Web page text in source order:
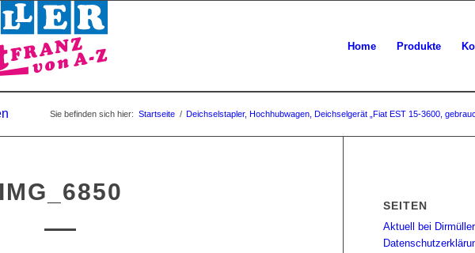
Home Produkte
Sie befinden sich hier: Startseite / Deichselstapler, Hochhubwagen, Deichselgerät „Fiat EST 15-3600,
IMG_6850
SEITEN
Aktuell bei